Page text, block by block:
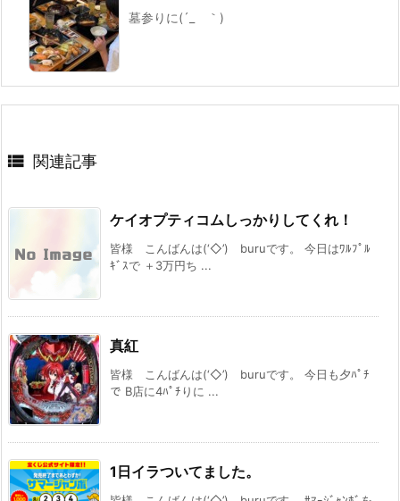
墓参りに(´_ゝ｀)
 関連記事
ケイオプティコムしっかりしてくれ！
皆様 こんばんは(‘◇’)ゞburuです。 今日はﾜﾙﾌﾟﾙ
ｷﾞｽで ＋3万円ち ...
真紅
皆様 こんばんは(‘◇’)ゞburuです。 今日も夕ﾊﾟﾁ
で B店に4ﾊﾟﾁりに ...
1日イラついてました。